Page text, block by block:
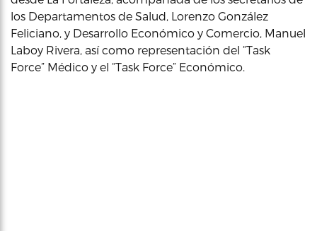
los Departamentos de Salud, Lorenzo González
Feliciano, y Desarrollo Económico y Comercio, Manuel
Laboy Rivera, así como representación del “Task
Force” Médico y el “Task Force” Económico.